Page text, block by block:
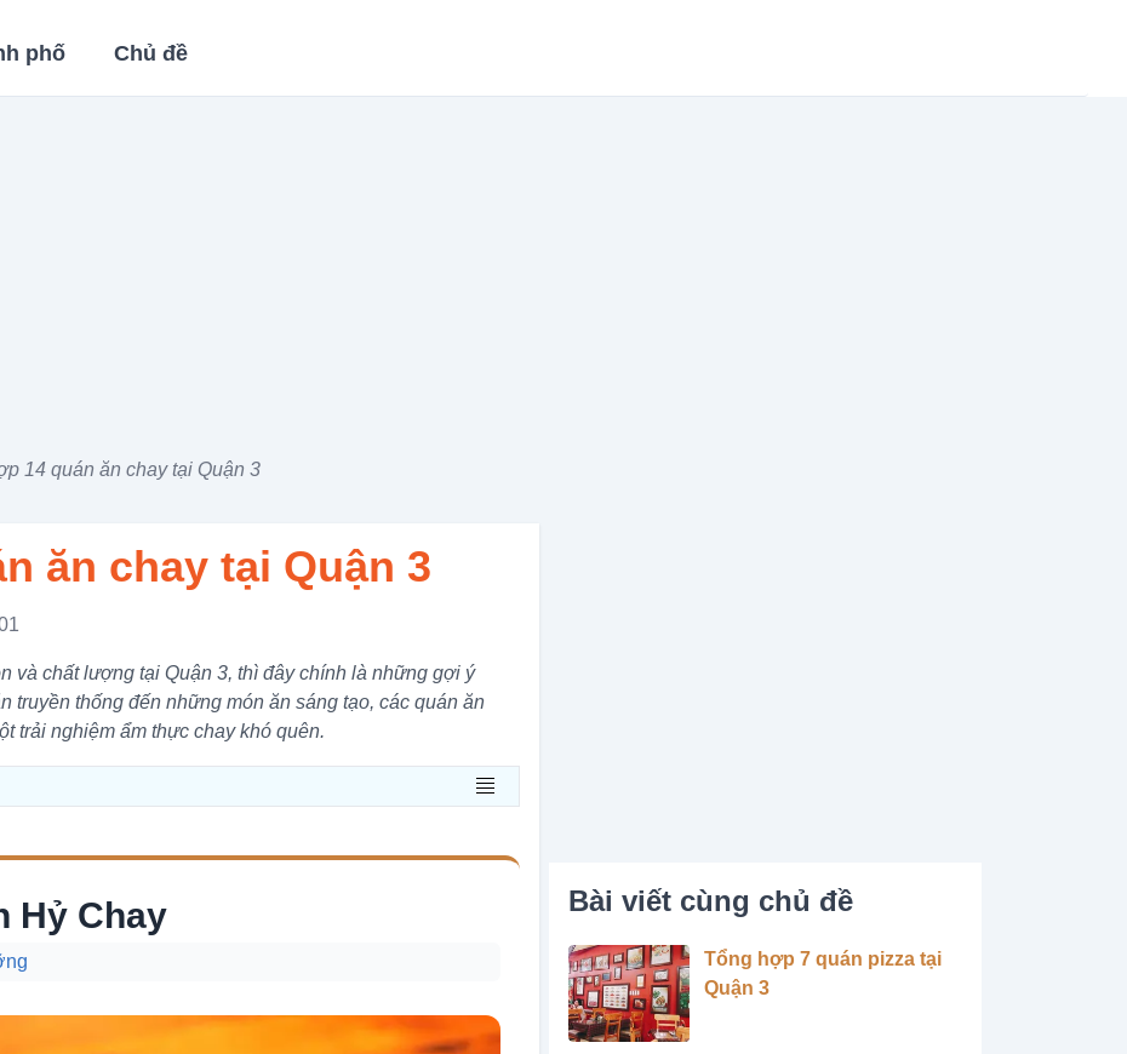
phố Chủ đề
14 quán ăn chay tại Quận 3
ăn chay tại Quận 3
và chất lượng tại Quận 3, thì đây chính là những gợi ý
truyền thống đến những món ăn sáng tạo, các quán ăn
trải nghiệm ẩm thực chay khó quên.
Hỷ Chay Bài viết cùng chủ đề
Tổng hợp 7 quán pizza tại
Quận 3